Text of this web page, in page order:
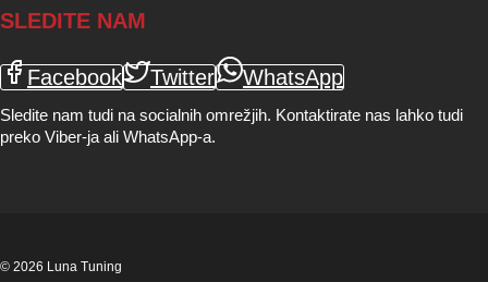
SLEDITE NAM
Facebook Twitter WhatsApp
Sledite nam tudi na socialnih omrežjih. Kontaktirate nas lahko tudi
preko Viber-ja ali WhatsApp-a.
© 2026 Luna Tuning